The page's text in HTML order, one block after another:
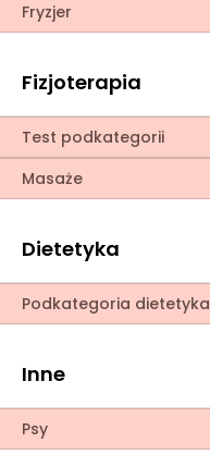
Fryzjer
Fizjoterapia
Test podkategorii
Masaże
Dietetyka
Podkategoria dietetyka
Inne
Psy